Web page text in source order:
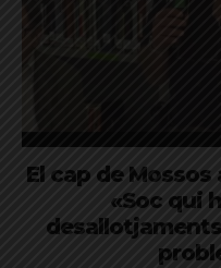
El cap de Mossos
«Soc qui